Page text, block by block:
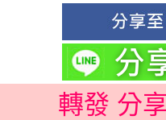
轉發 分